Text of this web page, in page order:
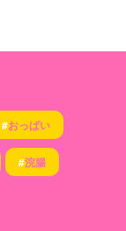
#おっぱい
#浣腸